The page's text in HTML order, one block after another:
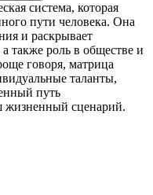
система, которая
пути человека. Она
и раскрывает
также роль в обществе и
говоря, матрица
таланты,
путь
жизненный сценарий.